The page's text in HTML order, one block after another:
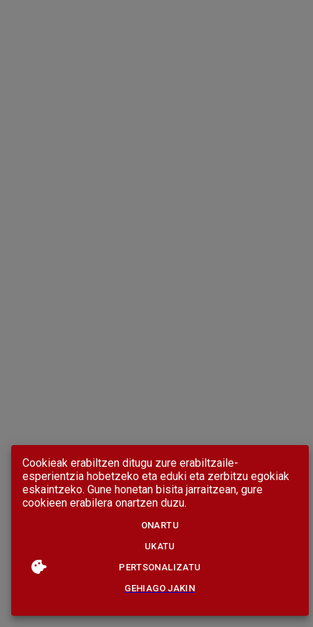
Cookieak erabiltzen ditugu zure erabiltzaile-
esperientzia hobetzeko eta eduki eta zerbitzu egokiak
eskaintzeko. Gune honetan bisita jarraitzean, gure
cookieen erabilera onartzen duzu.
ONARTU
UKATU
PERTSONALIZATU
GEHIAGO JAKIN